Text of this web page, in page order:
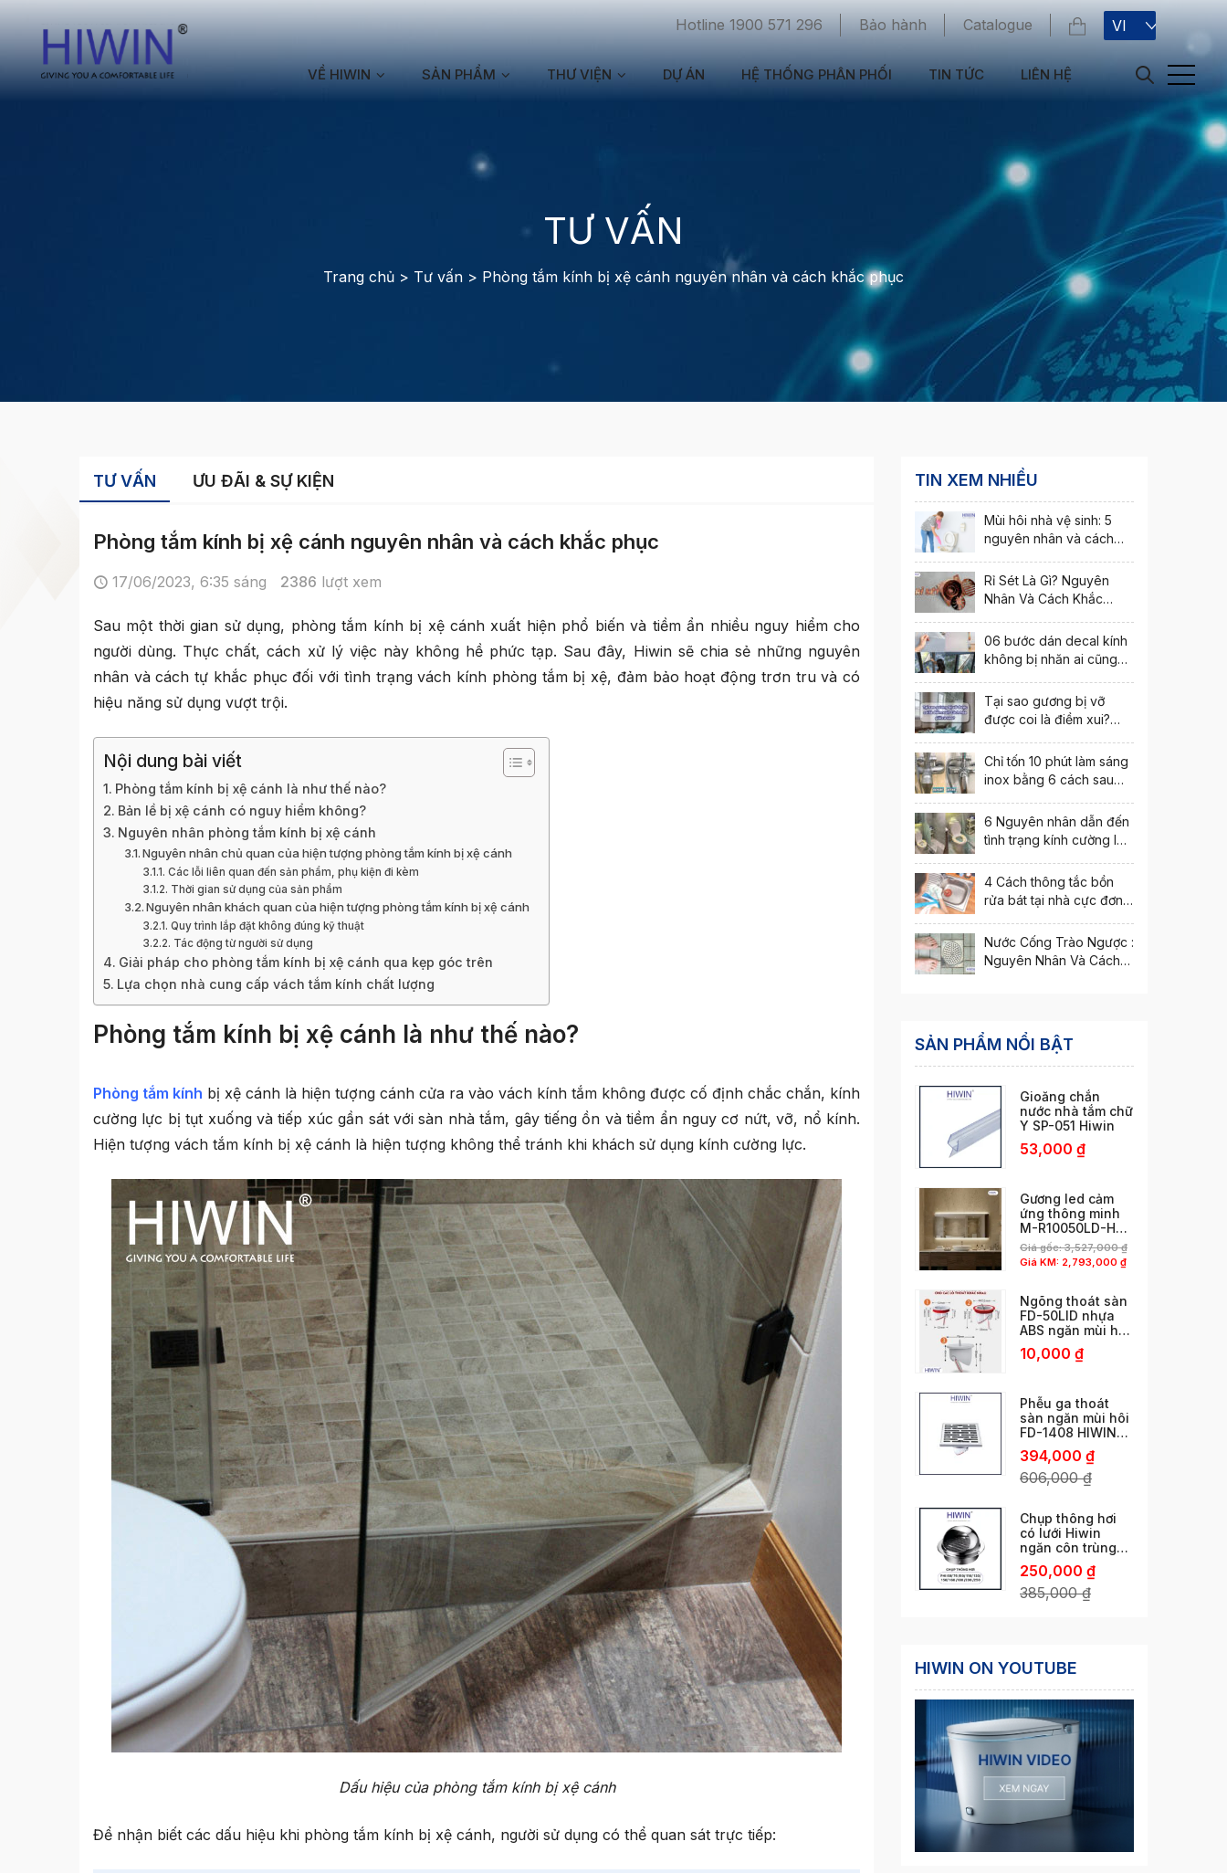
Hotline 1900 571 296 Bảo hành Catalogue VI
VỀ HIWIN SẢN PHẨM THƯ VIỆN DỰ ÁN HỆ THỐNG PHÂN PHỐI TIN TỨC LIÊN HỆ
TƯ VẤN
Trang chủ > Tư vấn > Phòng tắm kính bị xệ cánh nguyên nhân và cách khắc phục
TƯ VẤN ƯU ĐÃI & SỰ KIỆN
Phòng tắm kính bị xệ cánh nguyên nhân và cách khắc phục
17/06/2023, 6:35 sáng 2386 lượt xem
Sau một thời gian sử dụng, phòng tắm kính bị xệ cánh xuất hiện phổ biến và tiềm ẩn nhiều nguy hiểm cho
người dùng. Thực chất, cách xử lý việc này không hề phức tạp. Sau đây, Hiwin sẽ chia sẻ những nguyên
nhân và cách tự khắc phục đối với tình trạng vách kính phòng tắm bị xệ, đảm bảo hoạt động trơn tru và có
hiệu năng sử dụng vượt trội.
Nội dung bài viết
Phòng tắm kính bị xệ cánh là như thế nào?
Bản lề bị xệ cánh có nguy hiểm không?
Nguyên nhân phòng tắm kính bị xệ cánh
Nguyên nhân chủ quan của hiện tượng phòng tắm kính bị xệ cánh
Các lỗi liên quan đến sản phẩm, phụ kiện đi kèm
Thời gian sử dụng của sản phẩm
Nguyên nhân khách quan của hiện tượng phòng tắm kính bị xệ cánh
Quy trình lắp đặt không đúng kỹ thuật
Tác động từ người sử dụng
Giải pháp cho phòng tắm kính bị xệ cánh qua kẹp góc trên
Lựa chọn nhà cung cấp vách tắm kính chất lượng
Phòng tắm kính bị xệ cánh là như thế nào?
Phòng tắm kính bị xệ cánh là hiện tượng cánh cửa ra vào vách kính tắm không được cố định chắc chắn, kính
cường lực bị tụt xuống và tiếp xúc gần sát với sàn nhà tắm, gây tiếng ồn và tiềm ẩn nguy cơ nứt, vỡ, nổ kính.
Hiện tượng vách tắm kính bị xệ cánh là hiện tượng không thể tránh khi khách sử dụng kính cường lực.
Dấu hiệu của phòng tắm kính bị xệ cánh
Để nhận biết các dấu hiệu khi phòng tắm kính bị xệ cánh, người sử dụng có thể quan sát trực tiếp:
TIN XEM NHIỀU
Mùi hôi nhà vệ sinh: 5
nguyên nhân và cách
Rỉ Sét Là Gì? Nguyên
Nhân Và Cách Khắc
06 bước dán decal kính
không bị nhăn ai cũng
Tại sao gương bị vỡ
được coi là điềm xui?
Chỉ tốn 10 phút làm sáng
inox bằng 6 cách sau
6 Nguyên nhân dẫn đến
tình trạng kính cường lực
4 Cách thông tắc bồn
rửa bát tại nhà cực đơn
Nước Cống Trào Ngược :
Nguyên Nhân Và Cách
SẢN PHẨM NỔI BẬT
Gioăng chắn
nước nhà tắm chữ
Y SP-051 Hiwin
53,000 ₫
Gương led cảm
ứng thông minh
M-R10050LD-H
phun cát viền độc
đáo
Giá gốc:3,527,000₫
Giá KM: 2,793,000 ₫
Ngõng thoát sàn
FD-50LID nhựa
ABS ngăn mùi hôi
cống thoát nhanh
chống côn trùng
10,000 ₫
Phễu ga thoát
sàn ngăn mùi hôi
FD-1408 HIWIN
ngăn mùi vượt trội
394,000 ₫
606,000₫
Chụp thông hơi
có lưới Hiwin
ngăn côn trùng
phi 60/ 76 /80/
110/ 120/ 150 /160
/180 /200 /250
250,000 ₫
385,000₫
HIWIN ON YOUTUBE